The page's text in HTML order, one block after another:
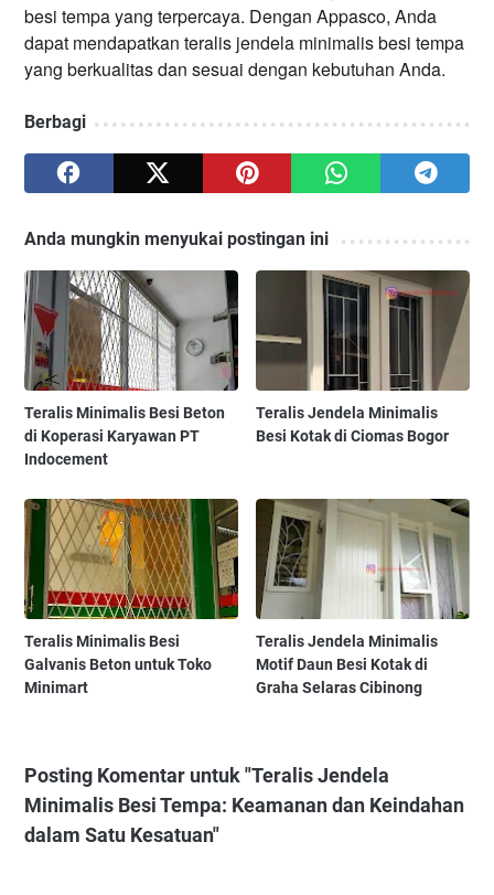
besi tempa yang terpercaya. Dengan Appasco, Anda
dapat mendapatkan teralis jendela minimalis besi tempa
yang berkualitas dan sesuai dengan kebutuhan Anda.
Berbagi
Anda mungkin menyukai postingan ini
Teralis Minimalis Besi Beton
di Koperasi Karyawan PT
Indocement
Teralis Jendela Minimalis
Besi Kotak di Ciomas Bogor
Teralis Minimalis Besi
Galvanis Beton untuk Toko
Minimart
Teralis Jendela Minimalis
Motif Daun Besi Kotak di
Graha Selaras Cibinong
Posting Komentar untuk "Teralis Jendela
Minimalis Besi Tempa: Keamanan dan Keindahan
dalam Satu Kesatuan"